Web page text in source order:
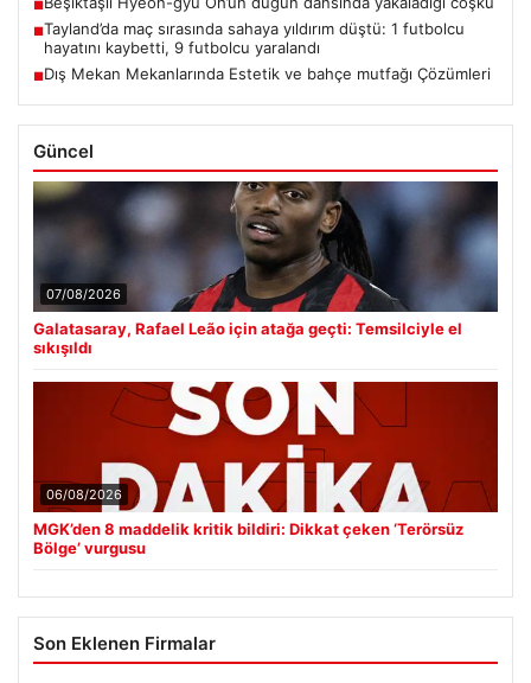
■
■Tayland’da maç sırasında sahaya yıldırım düştü: 1 futbolcu
hayatını kaybetti, 9 futbolcu yaralandı
■Dış Mekan Mekanlarında Estetik ve bahçe mutfağı Çözümleri
Güncel
07/08/2026
Galatasaray, Rafael Leão için atağa geçti: Temsilciyle el
sıkışıldı
06/08/2026
MGK’den 8 maddelik kritik bildiri: Dikkat çeken ‘Terörsüz
Bölge’ vurgusu
Son Eklenen Firmalar